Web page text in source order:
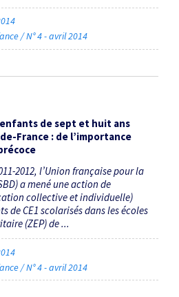
/ N° 4 - avril 2014
de sept et huit ans
France : de l’importance
2012, l’Union française pour la
a mené une action de
collective et individuelle)
de CE1 scolarisés dans les écoles
(ZEP) de ...
/ N° 4 - avril 2014